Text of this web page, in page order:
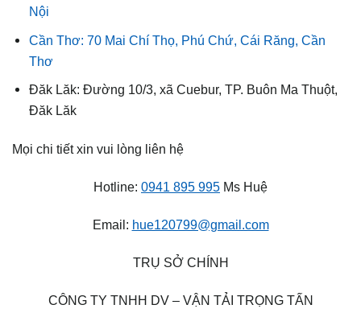
Nội
Cần Thơ: 70 Mai Chí Thọ, Phú Chứ, Cái Răng, Cần
Thơ
Đăk Lăk: Đường 10/3, xã Cuebur, TP. Buôn Ma Thuột,
Đăk Lăk
Mọi chi tiết xin vui lòng liên hệ
Hotline: 0941 895 995 Ms Huệ
Email: hue120799@gmail.com
TRỤ SỞ CHÍNH
CÔNG TY TNHH DV – VẬN TẢI TRỌNG TẤN